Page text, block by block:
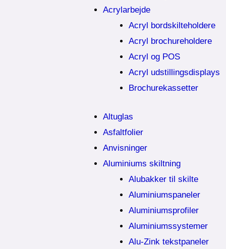
Acrylarbejde
Acryl bordskilteholdere
Acryl brochureholdere
Acryl og POS
Acryl udstillingsdisplays
Brochurekassetter
Altuglas
Asfaltfolier
Anvisninger
Aluminiums skiltning
Alubakker til skilte
Aluminiumspaneler
Aluminiumsprofiler
Aluminiumssystemer
Alu-Zink tekstpaneler